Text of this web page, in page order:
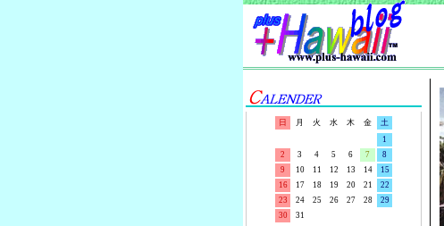
日 月 火 水 木 金
土
1
2
3 4 5 6 7
8
9
10 11 12 13 14
15
16
17 18 19 20 21
22
23
24 25 26 27 28
29
30
31